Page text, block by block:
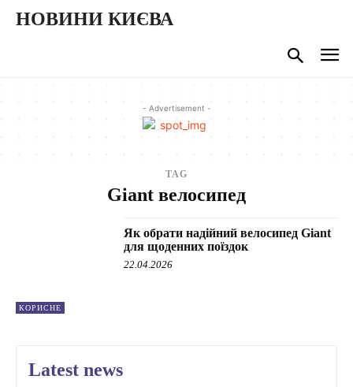
НОВИНИ КИЄВА
- Advertisement -
TAG
Giant велосипед
КОРИСНЕ
Як обрати надійний велосипед Giant
для щоденних поїздок
22.04.2026
Latest news